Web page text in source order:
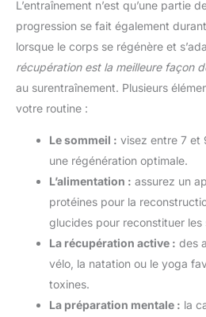
L’entraînement n’est qu’une partie
progression se fait également
lorsque le corps se régénère et
récupération est la meilleure façon
au surentraînement. Plusieurs
votre routine :
Le sommeil : visez entre 7 et
une régénération optimale.
L’alimentation : assurez un
protéines pour la
glucides pour reconstituer les
La récupération active : des
vélo, la natation ou le yoga
toxines.
La préparation mentale : la